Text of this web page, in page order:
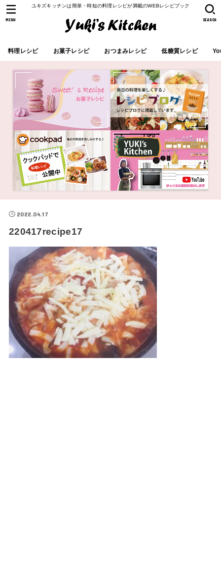
ユキズキッチンは簡単・時短の料理レシピが満載のWEBレシピブック
料理レシピ お菓子レシピ おつまみレシピ 低糖質レシピ
SEARCH
MENU
2022.04.17
220417recipe17